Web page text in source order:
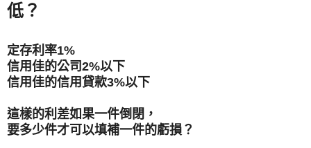
低？
定存利率1%
信用佳的公司2%以下
信用佳的信用貸款3%以下
這樣的利差如果一件倒閉，
要多少件才可以填補一件的虧損？